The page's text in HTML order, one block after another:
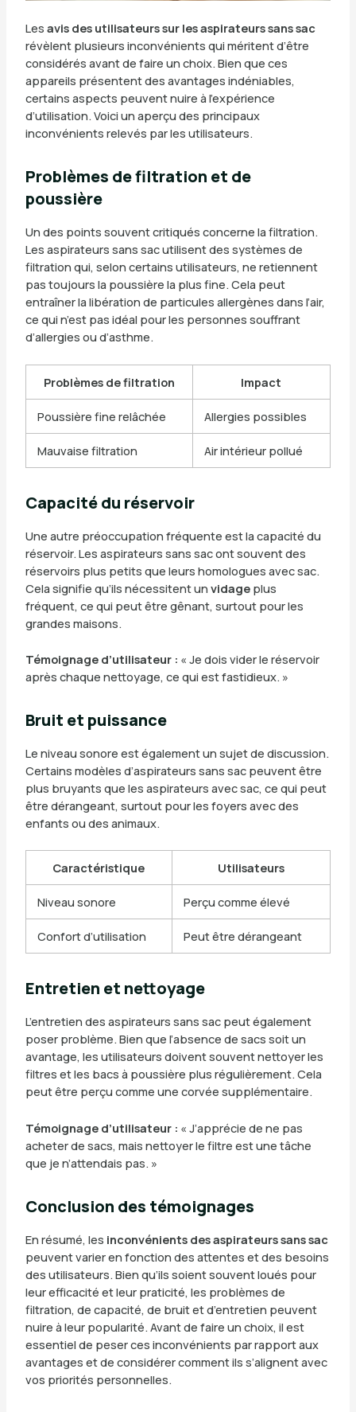
Les avis des utilisateurs sur les aspirateurs sans sac
révèlent plusieurs inconvénients qui méritent d’être
considérés avant de faire un choix. Bien que ces
appareils présentent des avantages indéniables,
certains aspects peuvent nuire à l’expérience
d’utilisation. Voici un aperçu des principaux
inconvénients relevés par les utilisateurs.
Problèmes de filtration et de
poussière
Un des points souvent critiqués concerne la filtration.
Les aspirateurs sans sac utilisent des systèmes de
filtration qui, selon certains utilisateurs, ne retiennent
pas toujours la poussière la plus fine. Cela peut
entraîner la libération de particules allergènes dans l’air,
ce qui n’est pas idéal pour les personnes souffrant
d’allergies ou d’asthme.
Problèmes de filtration Impact
Poussière fine relâchée Allergies possibles
Mauvaise filtration Air intérieur pollué
Capacité du réservoir
Une autre préoccupation fréquente est la capacité du
réservoir. Les aspirateurs sans sac ont souvent des
réservoirs plus petits que leurs homologues avec sac.
Cela signifie qu’ils nécessitent un vidageplus
fréquent, ce qui peut être gênant, surtout pour les
grandes maisons.
Témoignage d’utilisateur : « Je dois vider le réservoir
après chaque nettoyage, ce qui est fastidieux. »
Bruit et puissance
Le niveau sonore est également un sujet de discussion.
Certains modèles d’aspirateurs sans sac peuvent être
plus bruyants que les aspirateurs avec sac, ce qui peut
être dérangeant, surtout pour les foyers avec des
enfants ou des animaux.
Caractéristique Utilisateurs
Niveau sonore Perçu comme élevé
Confort d’utilisation Peut être dérangeant
Entretien et nettoyage
L’entretien des aspirateurs sans sac peut également
poser problème. Bien que l’absence de sacs soit un
avantage, les utilisateurs doivent souvent nettoyer les
filtres et les bacs à poussière plus régulièrement. Cela
peut être perçu comme une corvée supplémentaire.
Témoignage d’utilisateur : « J’apprécie de ne pas
acheter de sacs, mais nettoyer le filtre est une tâche
que je n’attendais pas. »
Conclusion des témoignages
En résumé, les inconvénients des aspirateurs sans sac
peuvent varier en fonction des attentes et des besoins
des utilisateurs. Bien qu’ils soient souvent loués pour
leur efficacité et leur praticité, les problèmes de
filtration, de capacité, de bruit et d’entretien peuvent
nuire à leur popularité. Avant de faire un choix, il est
essentiel de peser ces inconvénients par rapport aux
avantages et de considérer comment ils s’alignent avec
vos priorités personnelles.